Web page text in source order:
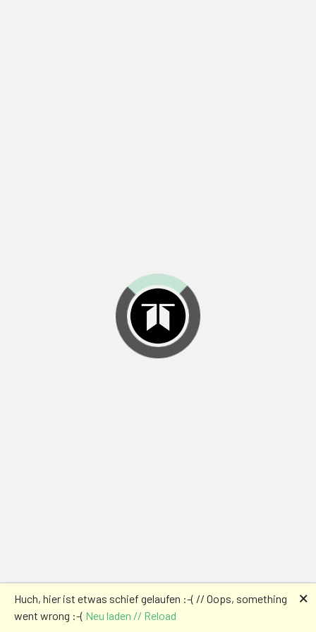
Huch, hier ist etwas schief gelaufen :-( // Oops, something
went wrong :-( Neu laden // Reload
🗙